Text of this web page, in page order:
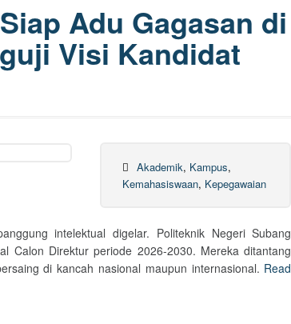
Adu Gagasan di
Visi Kandidat
Akademik, Kampus,
Kemahasiswaan, Kepegawaian
intelektual digelar. Politeknik Negeri Subang
Calon Direktur periode 2026-2030. Mereka ditantang
di kancah nasional maupun internasional. Read